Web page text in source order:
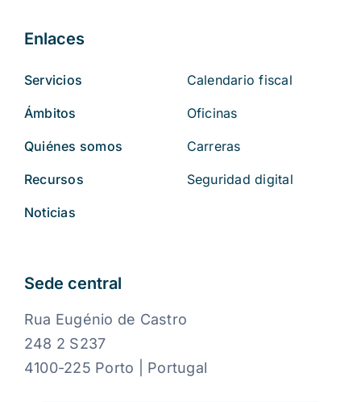
Enlaces
Servicios
Ámbitos
Quiénes somos
Recursos
Noticias
Calendario fiscal
Oficinas
Carreras
Seguridad digital
Sede central
Rua Eugénio de Castro
248 2 S237
4100-225 Porto | Portugal